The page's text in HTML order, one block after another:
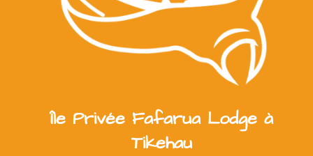
Île Privée Fafarua Lodge à
Tikehau